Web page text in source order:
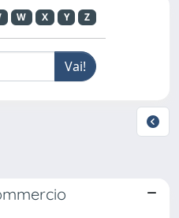
W X Y Z